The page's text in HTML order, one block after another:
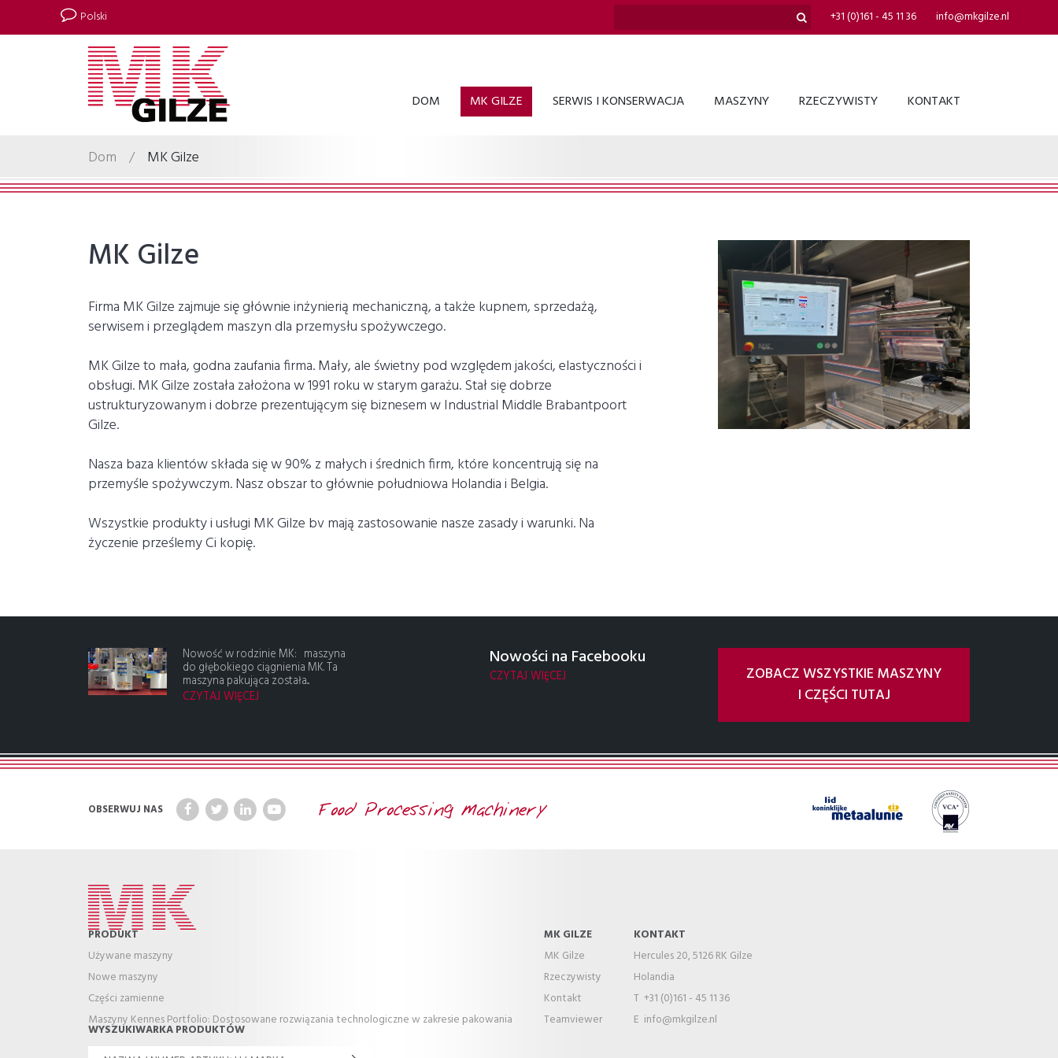
Polski info@mkgilze.nl
+31 (0)161 - 45 11 36
DOM MK GILZE SERWIS I KONSERWACJA MASZYNY RZECZYWISTY KONTAKT
Dom / MK Gilze
MK Gilze
Firma MK Gilze zajmuje się głównie inżynierią mechaniczną, a także kupnem, sprzedażą,
serwisem i przeglądem maszyn dla przemysłu spożywczego.
MK Gilze to mała, godna zaufania firma. Mały, ale świetny pod względem jakości, elastyczności i
obsługi. MK Gilze została założona w 1991 roku w starym garażu. Stał się dobrze
ustrukturyzowanym i dobrze prezentującym się biznesem w Industrial Middle Brabantpoort
Gilze.
Nasza baza klientów składa się w 90% z małych i średnich firm, które koncentrują się na
przemyśle spożywczym. Nasz obszar to głównie południowa Holandia i Belgia.
Wszystkie produkty i usługi MK Gilze bv mają zastosowanie nasze zasady i warunki. Na
życzenie prześlemy Ci kopię.
Nowość w rodzinie MK: maszyna
do głębokiego ciągnienia MK. Ta
maszyna pakująca została...
CZYTAJ WIĘCEJ
Nowości na Facebooku
CZYTAJ WIĘCEJ
ZOBACZ WSZYSTKIE MASZYNY
I CZĘŚCI TUTAJ
OBSERWUJ NAS
PRODUKT
Używane maszyny
Nowe maszyny
Części zamienne
Maszyny Kennes Portfolio: Dostosowane rozwiązania technologiczne w zakresie pakowania
MK GILZE
MK Gilze
Rzeczywisty
Kontakt
Teamviewer
KONTAKT
Hercules 20, 5126 RK Gilze
Holandia
T +31 (0)161 - 45 11 36
E info@mkgilze.nl
WYSZUKIWARKA PRODUKTÓW